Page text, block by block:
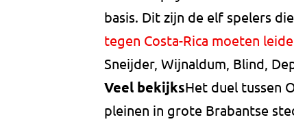
basis. Dit zijn de elf spelers
tegen Costa-Rica moeten
Sneijder, Wijnaldum, Blind,
Veel bekijksHet duel tussen
pleinen in grote Brabantse